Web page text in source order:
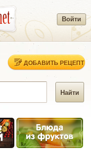
Войти
ДОБАВИТЬ РЕЦЕПТ